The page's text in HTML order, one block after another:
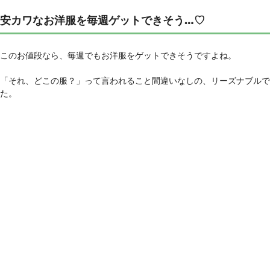
安カワなお洋服を毎週ゲットできそう…♡
このお値段なら、毎週でもお洋服をゲットできそうですよね。
「それ、どこの服？」って言われること間違いなしの、リーズナブル
た。